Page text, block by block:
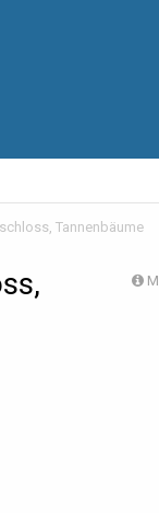
Tannenbäume